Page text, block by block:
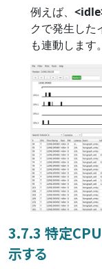
例えば、
クで発生した
も連動します。
3.7.3 特定
示する